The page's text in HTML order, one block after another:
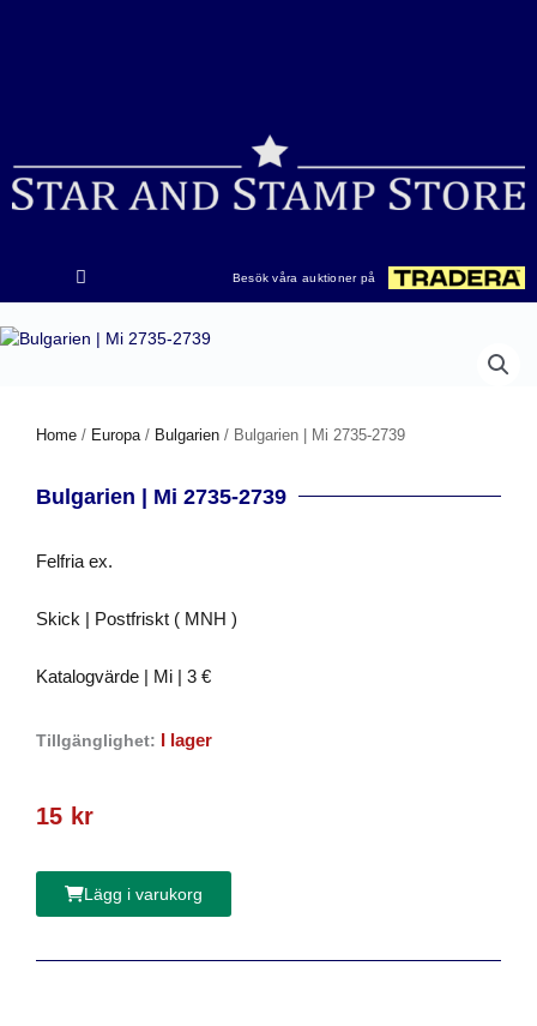
Besök våra auktioner på
Home / Europa / Bulgarien / Bulgarien | Mi 2735-2739
Bulgarien | Mi 2735-2739
Felfria ex.
Skick | Postfriskt ( MNH )
Katalogvärde | Mi | 3 €
Tillgänglighet: I lager
15 kr
Lägg i varukorg